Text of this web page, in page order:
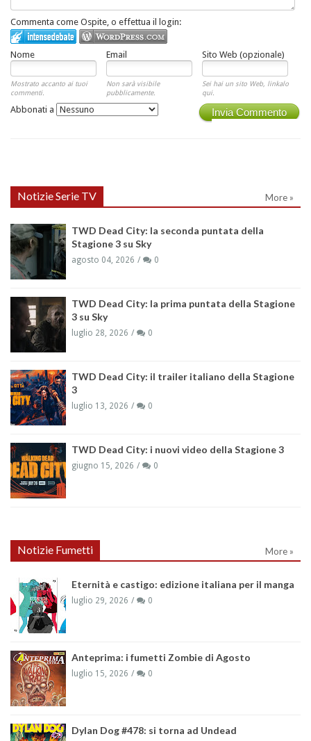
Commenta come Ospite, o effettua il login:
Nome Email Sito Web (opzionale)
Mostrato accanto ai tuoi
commenti.
Non sarà visibile
pubblicamente.
Sei hai un sito Web, linkalo
qui.
Invia Commento
Abbonati a
Notizie Serie TV More »
TWD Dead City: la seconda puntata della
Stagione 3 su Sky
agosto 04, 2026 0
TWD Dead City: la prima puntata della Stagione
3 su Sky
luglio 28, 2026 0
TWD Dead City: il trailer italiano della Stagione
3
luglio 13, 2026 0
TWD Dead City: i nuovi video della Stagione 3
giugno 15, 2026 0
Notizie Fumetti More »
Eternità e castigo: edizione italiana per il manga
luglio 29, 2026 0
Anteprima: i fumetti Zombie di Agosto
luglio 15, 2026 0
Dylan Dog #478: si torna ad Undead